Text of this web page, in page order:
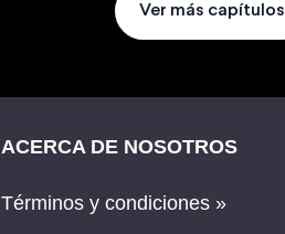
Ver más capítulos
ACERCA DE NOSOTROS
Términos y condiciones »